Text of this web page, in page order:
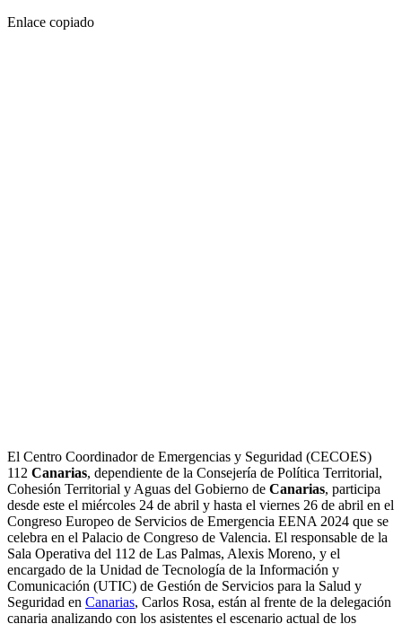
Enlace copiado
El Centro Coordinador de Emergencias y Seguridad (CECOES)
112 Canarias, dependiente de la Consejería de Política Territorial,
Cohesión Territorial y Aguas del Gobierno de Canarias, participa
desde este el miércoles 24 de abril y hasta el viernes 26 de abril en el
Congreso Europeo de Servicios de Emergencia EENA 2024 que se
celebra en el Palacio de Congreso de Valencia. El responsable de la
Sala Operativa del 112 de Las Palmas, Alexis Moreno, y el
encargado de la Unidad de Tecnología de la Información y
Comunicación (UTIC) de Gestión de Servicios para la Salud y
Seguridad en Canarias, Carlos Rosa, están al frente de la delegación
canaria analizando con los asistentes el escenario actual de los